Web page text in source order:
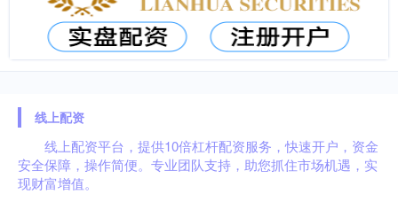
线上配资
线上配资平台，提供10倍杠杆配资服务，快速开户，资金
安全保障，操作简便。专业团队支持，助您抓住市场机遇，实
现财富增值。